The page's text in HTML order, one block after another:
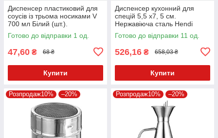
Диспенсер пластиковий для
соусів із трьома носиками V
700 мл Білий (шт.).
Готово до відправки 1 од.
47,60 ₴ 68 ₴
Купити
Диспенсер кухонний для
спецій 5,5 х7, 5 см.
Нержавіюча сталь Hendi
Готово до відправки 11 од.
526,16 ₴ 658,03 ₴
Купити
Розпродаж10% –20% Розпродаж10% –20%